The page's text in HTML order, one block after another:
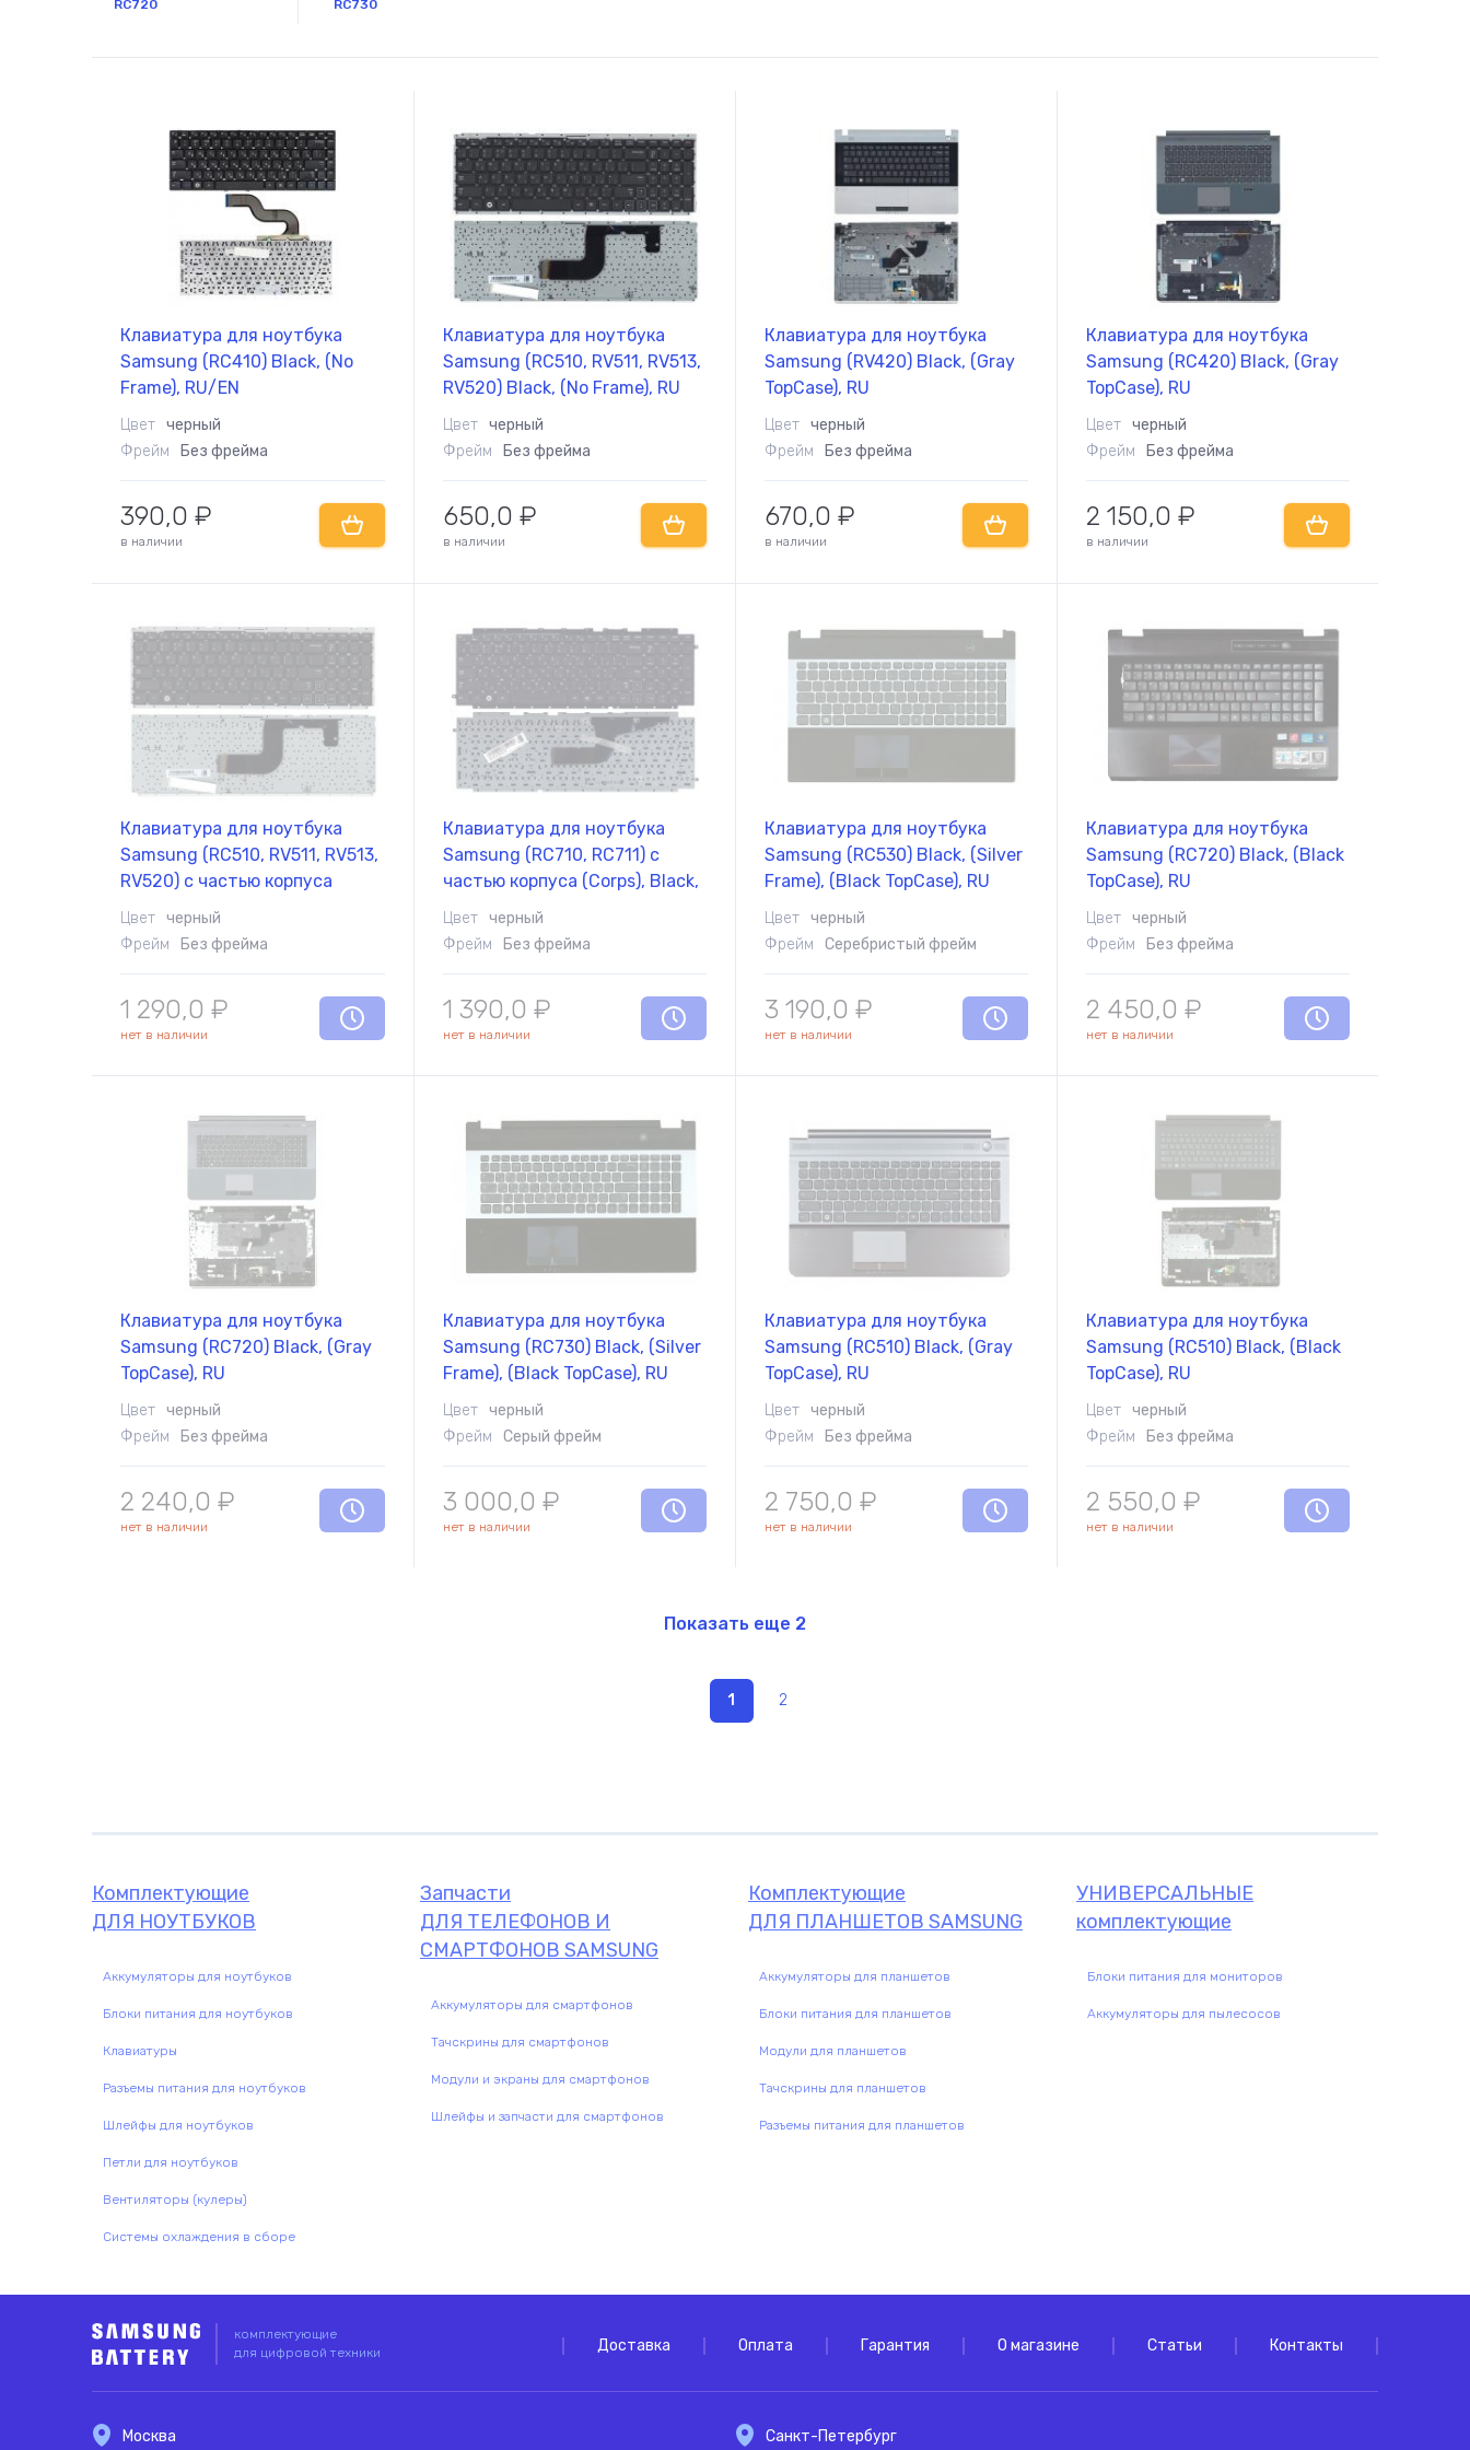
самовывоз товара из офиса
комплектующие
RC720 RC730
Клавиатура для ноутбука
Samsung (RC410) Black, (No
Frame), RU/EN
Цвет черный
Фрейм
Без фрейма
390,0 ₽
в наличии
Клавиатура для ноутбука
Samsung (RC510, RV511, RV513,
RV520) Black, (No Frame), RU
Цвет черный
Фрейм
Без фрейма
650,0 ₽
в наличии
Клавиатура для ноутбука
Samsung (RV420) Black, (Gray
TopCase), RU
Цвет черный
Фрейм
Без фрейма
670,0 ₽
в наличии
Клавиатура для ноутбука
Samsung (RC420) Black, (Gray
TopCase), RU
Цвет черный
Фрейм
Без фрейма
2 150,0 ₽
в наличии
Клавиатура для ноутбука
Samsung (RC510, RV511, RV513,
RV520) с частью корпуса
(Corps), Black, (No Frame), RU
Цвет черный
Фрейм
Без фрейма
1 290,0 ₽
нет в наличии
Клавиатура для ноутбука
Samsung (RC710, RC711) с
частью корпуса (Corps), Black,
(No Frame), RU
Цвет черный
Фрейм
Без фрейма
1 390,0 ₽
нет в наличии
Клавиатура для ноутбука
Samsung (RC530) Black, (Silver
Frame), (Black TopCase), RU
Цвет черный
Фрейм
Серебристый фрейм
3 190,0 ₽
нет в наличии
Клавиатура для ноутбука
Samsung (RC720) Black, (Black
TopCase), RU
Цвет черный
Фрейм
Без фрейма
2 450,0 ₽
нет в наличии
Клавиатура для ноутбука
Samsung (RC720) Black, (Gray
TopCase), RU
Цвет черный
Фрейм
Без фрейма
2 240,0 ₽
нет в наличии
Клавиатура для ноутбука
Samsung (RC730) Black, (Silver
Frame), (Black TopCase), RU
Цвет черный
Фрейм
Серый фрейм
3 000,0 ₽
нет в наличии
Клавиатура для ноутбука
Samsung (RC510) Black, (Gray
TopCase), RU
Цвет черный
Фрейм
Без фрейма
2 750,0 ₽
нет в наличии
Клавиатура для ноутбука
Samsung (RC510) Black, (Black
TopCase), RU
Цвет черный
Фрейм
Без фрейма
2 550,0 ₽
нет в наличии
Показать еще 2
1 2
Комплектующие
ДЛЯ НОУТБУКОВ
Аккумуляторы для ноутбуков
Блоки питания для ноутбуков
Клавиатуры
Разъемы питания для ноутбуков
Шлейфы для ноутбуков
Петли для ноутбуков
Вентиляторы (кулеры)
Системы охлаждения в сборе
Запчасти
ДЛЯ ТЕЛЕФОНОВ И
СМАРТФОНОВ SAMSUNG
Аккумуляторы для смартфонов
Тачскрины для смартфонов
Модули и экраны для смартфонов
Шлейфы и запчасти для смартфонов
Комплектующие
ДЛЯ ПЛАНШЕТОВ SAMSUNG
Аккумуляторы для планшетов
Блоки питания для планшетов
Модули для планшетов
Тачскрины для планшетов
Разъемы питания для планшетов
УНИВЕРСАЛЬНЫЕ
комплектующие
Блоки питания для мониторов
Аккумуляторы для пылесосов
комплектующие
для цифровой техники
Доставка Оплата Гарантия О магазине Статьи Контакты
Москва Санкт-Петербург